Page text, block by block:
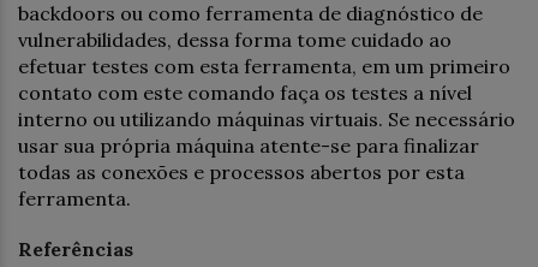
backdoors ou como ferramenta de diagnóstico de
vulnerabilidades, dessa forma tome cuidado ao
efetuar testes com esta ferramenta, em um primeiro
contato com este comando faça os testes a nível
interno ou utilizando máquinas virtuais. Se necessário
usar sua própria máquina atente-se para finalizar
todas as conexões e processos abertos por esta
ferramenta.
Referências